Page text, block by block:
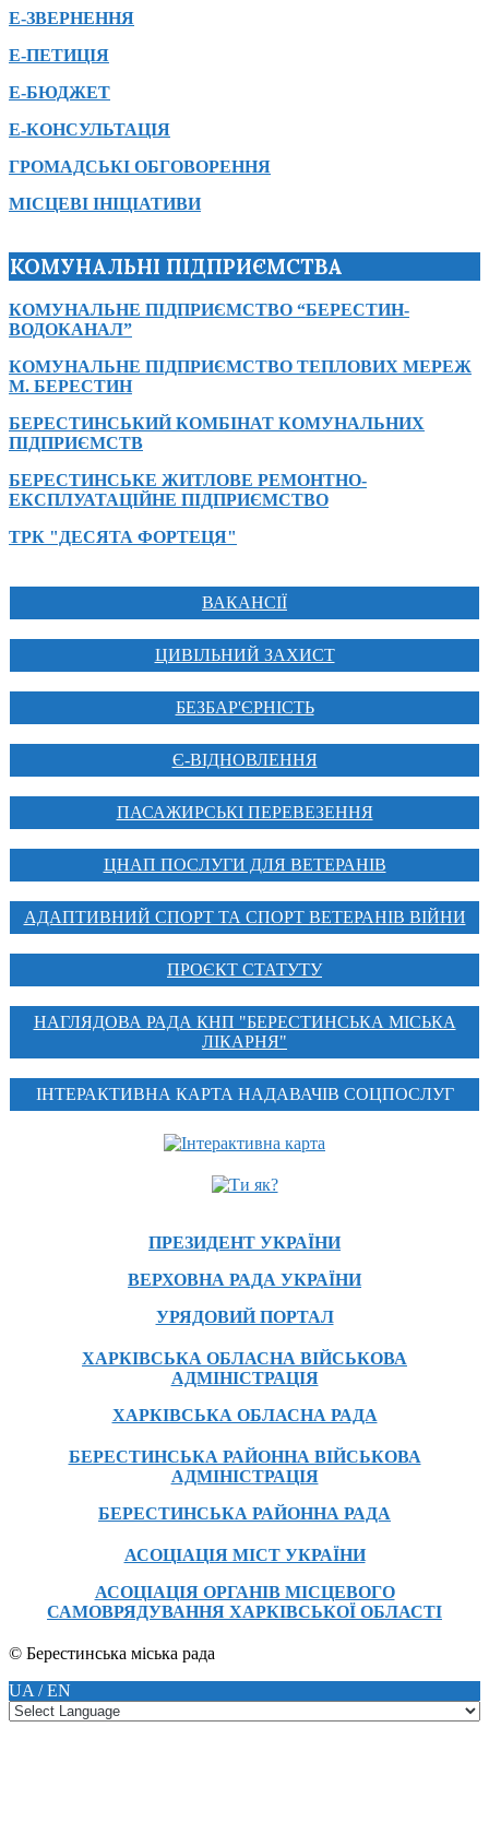
Е-ЗВЕРНЕННЯ
Е-ПЕТИЦІЯ
Е-БЮДЖЕТ
Е-КОНСУЛЬТАЦІЯ
ГРОМАДСЬКІ ОБГОВОРЕННЯ
МІСЦЕВІ ІНІЦІАТИВИ
КОМУНАЛЬНІ ПІДПРИЄМСТВА
КОМУНАЛЬНЕ ПІДПРИЄМСТВО “БЕРЕСТИН-
ВОДОКАНАЛ”
КОМУНАЛЬНЕ ПІДПРИЄМСТВО ТЕПЛОВИХ МЕРЕЖ
М. БЕРЕСТИН
БЕРЕСТИНСЬКИЙ КОМБІНАТ КОМУНАЛЬНИХ
ПІДПРИЄМСТВ
БЕРЕСТИНСЬКЕ ЖИТЛОВЕ РЕМОНТНО-
ЕКСПЛУАТАЦІЙНЕ ПІДПРИЄМСТВО
ТРК "ДЕСЯТА ФОРТЕЦЯ"
ВАКАНСІЇ
ЦИВІЛЬНИЙ ЗАХИСТ
БЕЗБАР'ЄРНІСТЬ
Є-ВІДНОВЛЕННЯ
ПАСАЖИРСЬКІ ПЕРЕВЕЗЕННЯ
ЦНАП ПОСЛУГИ ДЛЯ ВЕТЕРАНІВ
АДАПТИВНИЙ СПОРТ ТА СПОРТ ВЕТЕРАНІВ ВІЙНИ
ПРОЄКТ СТАТУТУ
НАГЛЯДОВА РАДА КНП "БЕРЕСТИНСЬКА МІСЬКА
ЛІКАРНЯ"
ІНТЕРАКТИВНА КАРТА НАДАВАЧІВ СОЦПОСЛУГ
ПРЕЗИДЕНТ УКРАЇНИ
ВЕРХОВНА РАДА УКРАЇНИ
УРЯДОВИЙ ПОРТАЛ
ХАРКІВСЬКА ОБЛАСНА ВІЙСЬКОВА
АДМІНІСТРАЦІЯ
ХАРКІВСЬКА ОБЛАСНА РАДА
БЕРЕСТИНСЬКА РАЙОННА ВІЙСЬКОВА
АДМІНІСТРАЦІЯ
БЕРЕСТИНСЬКА РАЙОННА РАДА
АСОЦІАЦІЯ МІСТ УКРАЇНИ
АСОЦІАЦІЯ ОРГАНІВ МІСЦЕВОГО
САМОВРЯДУВАННЯ ХАРКІВСЬКОЇ ОБЛАСТІ
© Берестинська міська рада
UA / EN